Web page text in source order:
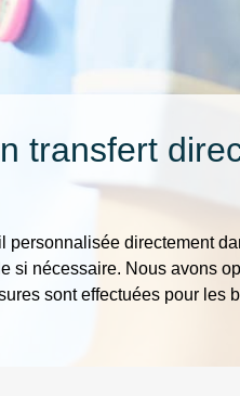
transfert
personnalisée directement
si nécessaire. Nous avons
sont effectuées pour les